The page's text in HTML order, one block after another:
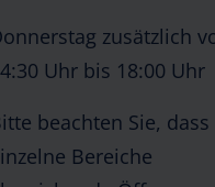
zusätzlich
Uhr bis 18:00 Uhr
beachten Sie, dass
Bereiche